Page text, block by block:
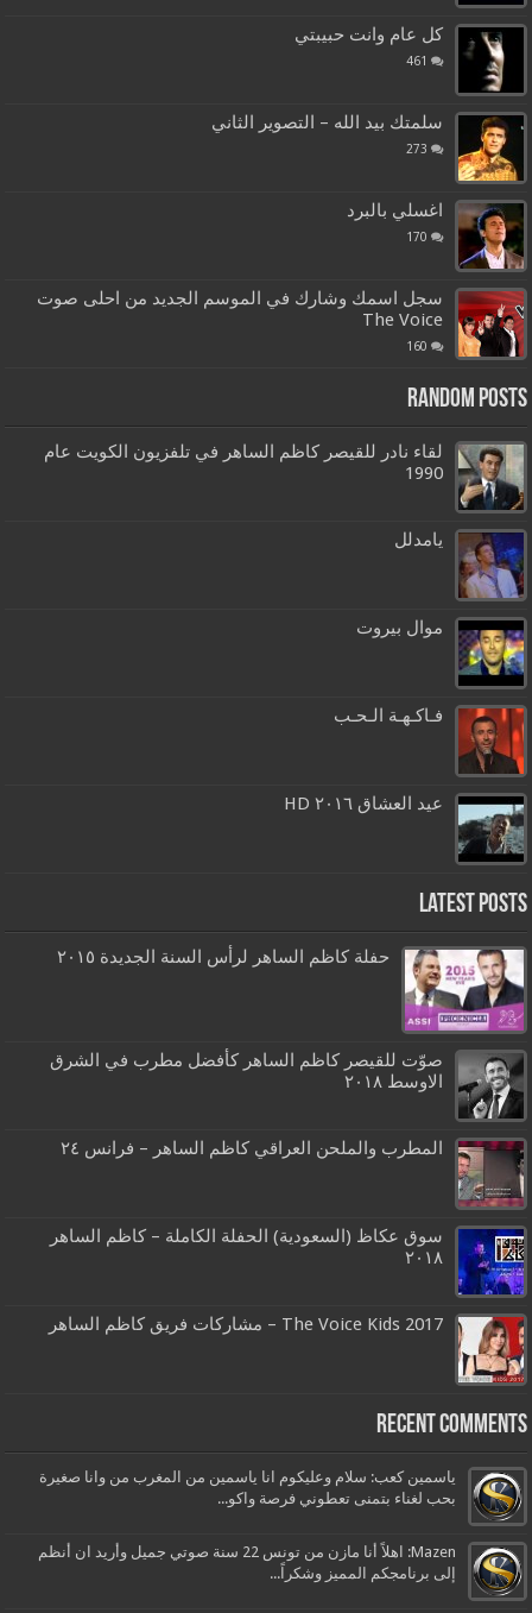
كل عام وانت حبيبتي
461
سلمتك بيد الله – التصوير الثاني
273
اغسلي بالبرد
170
سجل اسمك وشارك في الموسم الجديد من احلى صوت
The Voice
160
Random Posts
لقاء نادر للقيصر كاظم الساهر في تلفزيون الكويت عام
1990
يامدلل
موال بيروت
فـاكـهـة الـحـب
عيد العشاق ٢٠١٦ HD
Latest Posts
حفلة كاظم الساهر لرأس السنة الجديدة ٢٠١٥
صوّت للقيصر كاظم الساهر كأفضل مطرب في الشرق
الاوسط ٢٠١٨
المطرب والملحن العراقي كاظم الساهر – فرانس ٢٤
سوق عكاظ (السعودية) الحفلة الكاملة – كاظم الساهر
٢٠١٨
The Voice Kids 2017 – مشاركات فريق كاظم الساهر
Recent Comments
ياسمين كعب: سلام وعليكوم انا ياسمين من المغرب من وانا صغيرة
بحب لغناء بتمنى تعطوني فرصة واكو...
Mazen: اهلاً أنا مازن من تونس 22 سنة صوتي جميل وأريد ان أنظم
إلى برنامجكم المميز وشكراً...